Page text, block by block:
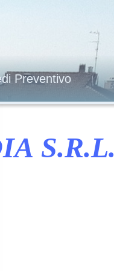
Preventivo
S.R.L.